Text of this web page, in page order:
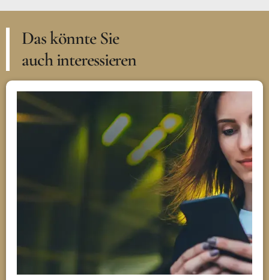
Das könnte Sie
auch interessieren